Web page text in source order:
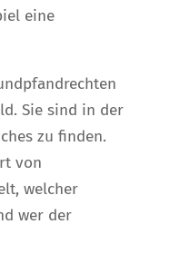
eine
Sie sind in der
zu finden.
von
welcher
wer der